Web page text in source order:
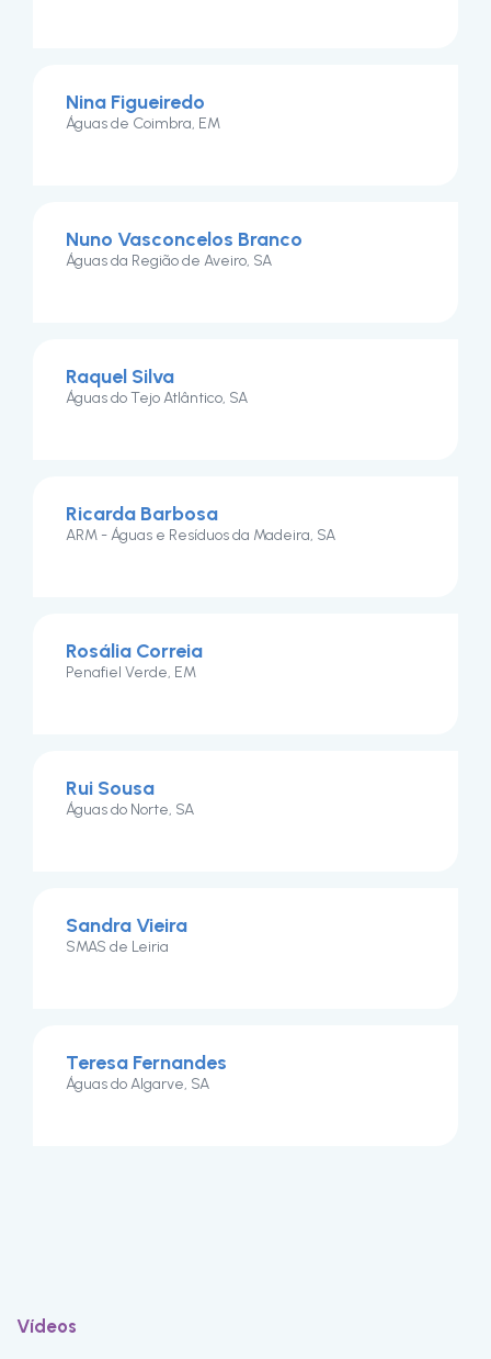
Nina Figueiredo
Águas de Coimbra, EM
Nuno Vasconcelos Branco
Águas da Região de Aveiro, SA
Raquel Silva
Águas do Tejo Atlântico, SA
Ricarda Barbosa
ARM - Águas e Resíduos da Madeira, SA
Rosália Correia
Penafiel Verde, EM
Rui Sousa
Águas do Norte, SA
Sandra Vieira
SMAS de Leiria
Teresa Fernandes
Águas do Algarve, SA
Vídeos